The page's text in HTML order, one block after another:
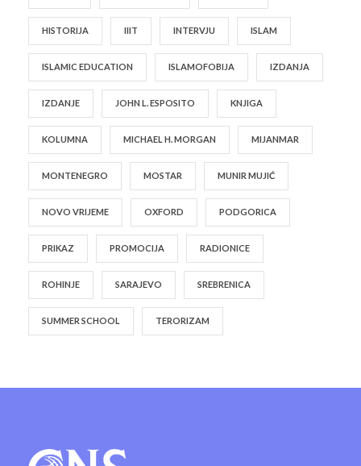
HISTORIJA IIIT INTERVJU ISLAM
ISLAMIC EDUCATION ISLAMOFOBIJA IZDANJA
IZDANJE JOHN L. ESPOSITO KNJIGA
KOLUMNA MICHAEL H. MORGAN MIJANMAR
MONTENEGRO MOSTAR MUNIR MUJIĆ
NOVO VRIJEME OXFORD PODGORICA
PRIKAZ PROMOCIJA RADIONICE
ROHINJE SARAJEVO SREBRENICA
SUMMER SCHOOL TERORIZAM